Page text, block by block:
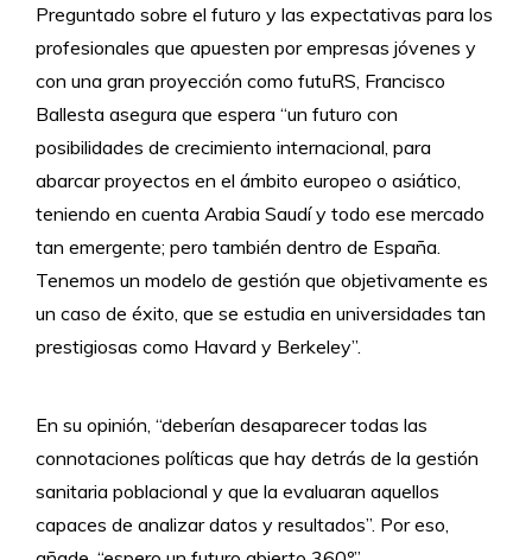
Preguntado sobre el futuro y las expectativas para los
profesionales que apuesten por empresas jóvenes y
con una gran proyección como futuRS, Francisco
Ballesta asegura que espera “un futuro con
posibilidades de crecimiento internacional, para
abarcar proyectos en el ámbito europeo o asiático,
teniendo en cuenta Arabia Saudí y todo ese mercado
tan emergente; pero también dentro de España.
Tenemos un modelo de gestión que objetivamente es
un caso de éxito, que se estudia en universidades tan
prestigiosas como Havard y Berkeley”.
En su opinión, “deberían desaparecer todas las
connotaciones políticas que hay detrás de la gestión
sanitaria poblacional y que la evaluaran aquellos
capaces de analizar datos y resultados”. Por eso,